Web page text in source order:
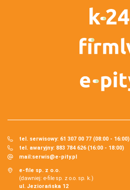
tel. serwisowy: 61 307 00 77 (08:00 - 16:00)
tel. awaryjny: 883 784 626 (16:00 - 18:00)
mail:serwis@e-pity.pl
e-file sp. z o.o.
(dawniej: e-file sp. z o.o. sp. k.)
ul. Jeziorańska 12